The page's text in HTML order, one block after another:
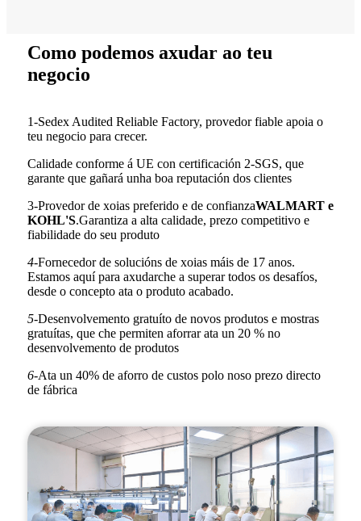
Como podemos axudar ao teu
negocio
1-Sedex Audited Reliable Factory, provedor fiable apoia o
teu negocio para crecer.
Calidade conforme á UE con certificación 2-SGS, que
garante que gañará unha boa reputación dos clientes
3-Provedor de xoias preferido e de confianzaWALMART e
KOHL'S.Garantiza a alta calidade, prezo competitivo e
fiabilidade do seu produto
4-Fornecedor de solucións de xoias máis de 17 anos.
Estamos aquí para axudarche a superar todos os desafíos,
desde o concepto ata o produto acabado.
5-Desenvolvemento gratuíto de novos produtos e mostras
gratuítas, que che permiten aforrar ata un 20 % no
desenvolvemento de produtos
6-Ata un 40% de aforro de custos polo noso prezo directo
de fábrica